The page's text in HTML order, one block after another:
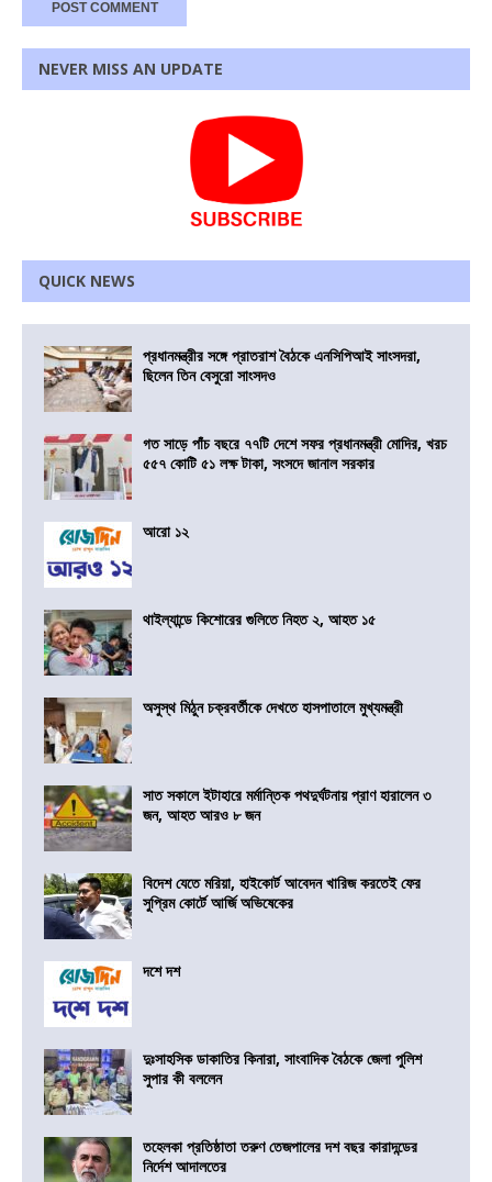
NEVER MISS AN UPDATE
QUICK NEWS
প্রধানমন্ত্রীর সঙ্গে প্রাতরাশ বৈঠকে এনসিপিআই সাংসদরা,
ছিলেন তিন বেসুরো সাংসদও
গত সাড়ে পাঁচ বছরে ৭৭টি দেশে সফর প্রধানমন্ত্রী মোদির, খরচ
৫৫৭ কোটি ৫১ লক্ষ টাকা, সংসদে জানাল সরকার
আরো ১২
থাইল্যান্ডে কিশোরের গুলিতে নিহত ২, আহত ১৫
অসুস্থ মিঠুন চক্রবর্তীকে দেখতে হাসপাতালে মুখ্যমন্ত্রী
সাত সকালে ইটাহারে মর্মান্তিক পথদুর্ঘটনায় প্রাণ হারালেন ৩
জন, আহত আরও ৮ জন
বিদেশ যেতে মরিয়া, হাইকোর্ট আবেদন খারিজ করতেই ফের
সুপ্রিম কোর্টে আর্জি অভিষেকের
দশে দশ
দুঃসাহসিক ডাকাতির কিনারা, সাংবাদিক বৈঠকে জেলা পুলিশ
সুপার কী বললেন
তহেলকা প্রতিষ্ঠাতা তরুণ তেজপালের দশ বছর কারাদন্ডের
নির্দেশ আদালতের